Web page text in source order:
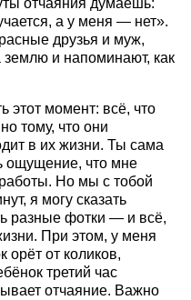
отчаяния думаешь:
а у меня — нет».
друзья и муж,
и напоминают, как
этот момент: всё, что
тому, что они
в их жизни. Ты сама
ощущение, что мне
Но мы с тобой
я могу сказать
разные фотки — и всё,
При этом, у меня
орёт от коликов,
третий час
отчаяние. Важно